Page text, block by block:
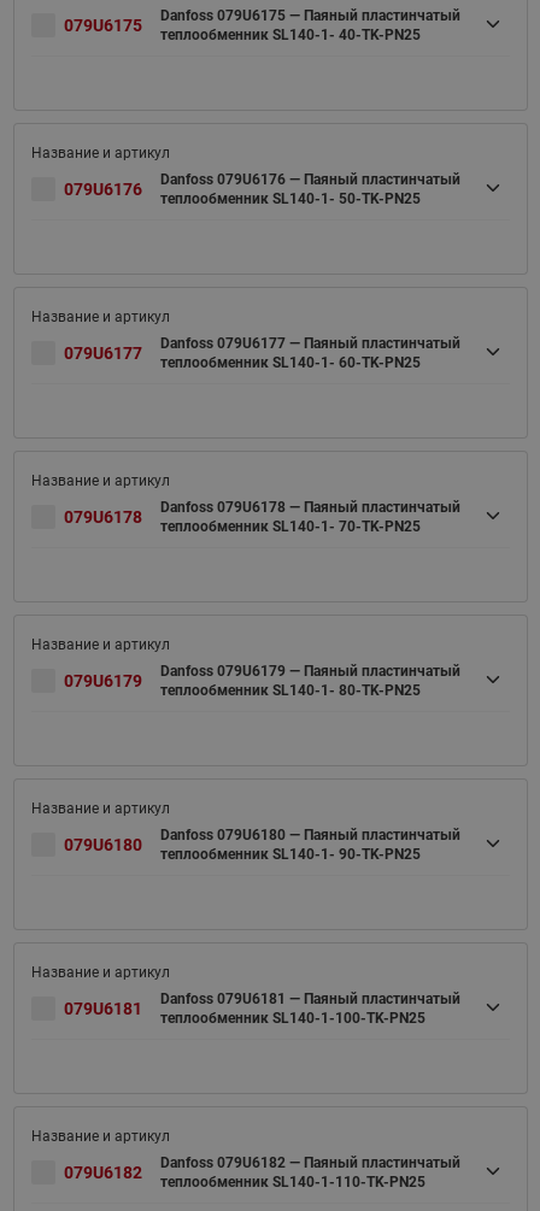
079U6175
Danfoss 079U6175 — Паяный пластинчатый
теплообменник SL140-1- 40-TK-PN25
079U6176
Danfoss 079U6176 — Паяный пластинчатый
теплообменник SL140-1- 50-TK-PN25
079U6177
Danfoss 079U6177 — Паяный пластинчатый
теплообменник SL140-1- 60-TK-PN25
079U6178
Danfoss 079U6178 — Паяный пластинчатый
теплообменник SL140-1- 70-TK-PN25
079U6179
Danfoss 079U6179 — Паяный пластинчатый
теплообменник SL140-1- 80-TK-PN25
079U6180
Danfoss 079U6180 — Паяный пластинчатый
теплообменник SL140-1- 90-TK-PN25
079U6181
Danfoss 079U6181 — Паяный пластинчатый
теплообменник SL140-1-100-TK-PN25
079U6182
Danfoss 079U6182 — Паяный пластинчатый
теплообменник SL140-1-110-TK-PN25